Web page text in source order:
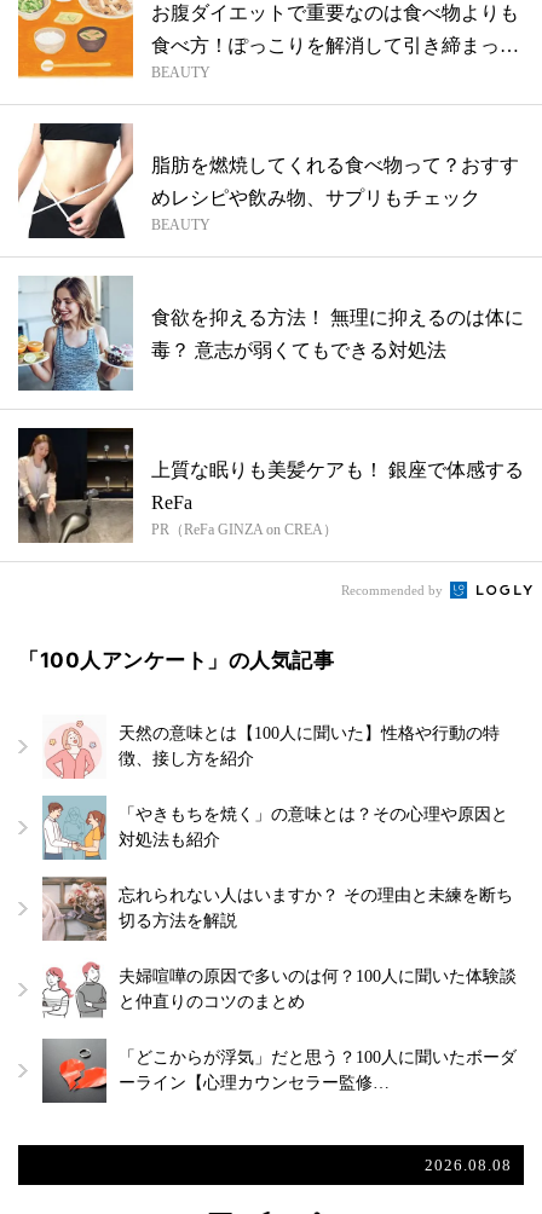
お腹ダイエットで重要なのは食べ物よりも
食べ方！ぽっこりを解消して引き締まった
お腹...
BEAUTY
脂肪を燃焼してくれる食べ物って？おすす
めレシピや飲み物、サプリもチェック
BEAUTY
食欲を抑える方法！ 無理に抑えるのは体に
毒？ 意志が弱くてもできる対処法
上質な眠りも美髪ケアも！ 銀座で体感する
ReFa
PR（ReFa GINZA on CREA）
Recommended by
「100人アンケート」の人気記事
天然の意味とは【100人に聞いた】性格や行動の特
徴、接し方を紹介
「やきもちを焼く」の意味とは？その心理や原因と
対処法も紹介
忘れられない人はいますか？ その理由と未練を断ち
切る方法を解説
夫婦喧嘩の原因で多いのは何？100人に聞いた体験談
と仲直りのコツのまとめ
「どこからが浮気」だと思う？100人に聞いたボーダ
ーライン【心理カウンセラー監修…
2026.08.08